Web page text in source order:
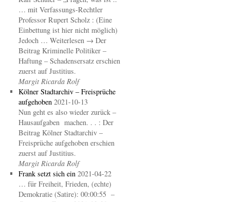
… mit Verfassungs-Rechtler
Professor Rupert Scholz : (Eine
Einbettung ist hier nicht möglich)
Jedoch … Weiterlesen → Der
Beitrag Kriminelle Politiker –
Haftung – Schadensersatz erschien
zuerst auf Justitius.
Margit Ricarda Rolf
Kölner Stadtarchiv – Freisprüche
aufgehoben 2021-10-13
Nun geht es also wieder zurück –
Hausaufgaben machen. . . : Der
Beitrag Kölner Stadtarchiv –
Freisprüche aufgehoben erschien
zuerst auf Justitius.
Margit Ricarda Rolf
Frank setzt sich ein 2021-04-22
… für Freiheit, Frieden, (echte)
Demokratie (Satire): 00:00:55 –